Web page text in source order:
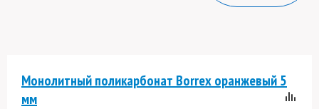
Монолитный поликарбонат Borrex оранжевый 5
мм